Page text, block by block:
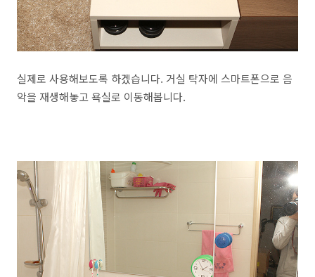
실제로 사용해보도록 하겠습니다. 거실 탁자에 스마트폰으로 음
악을 재생해놓고 욕실로 이동해봅니다.